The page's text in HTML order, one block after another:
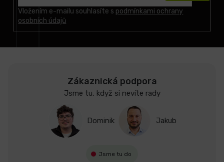
Vložením e-mailu souhlasíte s podmínkami ochrany
osobních údajů
Zákaznická podpora
Jsme tu, když si nevíte rady
Dominik Jakub
Jsme tu do